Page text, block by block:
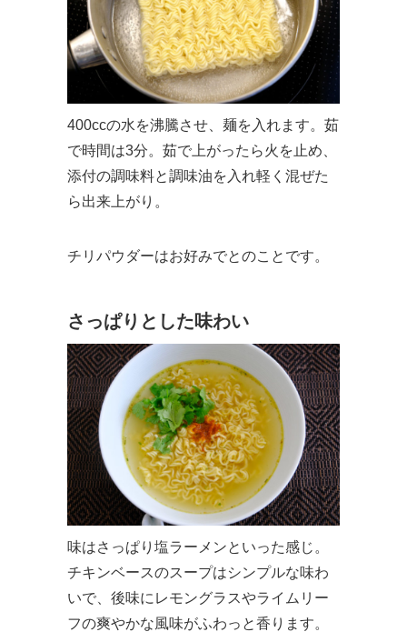
400ccの水を沸騰させ、麺を入れます。茹
で時間は3分。茹で上がったら火を止め、
添付の調味料と調味油を入れ軽く混ぜた
ら出来上がり。
チリパウダーはお好みでとのことです。
さっぱりとした味わい
味はさっぱり塩ラーメンといった感じ。
チキンベースのスープはシンプルな味わ
いで、後味にレモングラスやライムリー
フの爽やかな風味がふわっと香ります。